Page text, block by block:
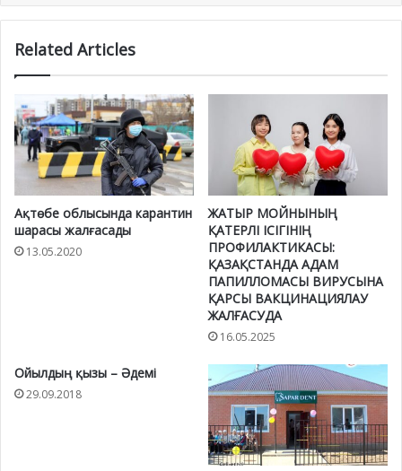
Related Articles
Ақтөбе облысында карантин
шарасы жалғасады
13.05.2020
ЖАТЫР МОЙНЫНЫҢ
ҚАТЕРЛІ ІСІГІНІҢ
ПРОФИЛАКТИКАСЫ:
ҚАЗАҚСТАНДА АДАМ
ПАПИЛЛОМАСЫ ВИРУСЫНА
ҚАРСЫ ВАКЦИНАЦИЯЛАУ
ЖАЛҒАСУДА
16.05.2025
Ойылдың қызы – Әдемі
29.09.2018